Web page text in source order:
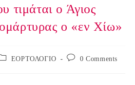
τιμάται ο Άγιος
o «εν Χίω»
ΕΟΡΤΟΛΟΓΙΟ
Post 0 Comments